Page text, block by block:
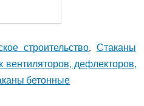
строительство, Стаканы
дефлекторов,
бетонные